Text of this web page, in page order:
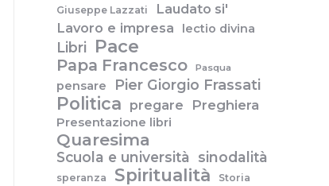
Giuseppe Lazzati
Laudato si'
Lavoro e impresa
lectio divina
Libri Pace
Papa Francesco Pasqua
pensare Pier Giorgio Frassati
Politica pregare Preghiera
Presentazione libri
Quaresima
Scuola e università sinodalità
speranza Spiritualità Storia